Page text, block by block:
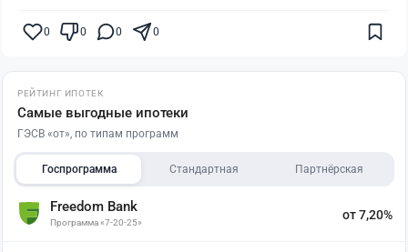
0 0 0 0
РЕЙТИНГ ИПОТЕК
Самые выгодные ипотеки
ГЭСВ «от», по типам программ
Госпрограмма Стандартная Партнёрская
Freedom Bank
Программа «7-20-25»
от 7,20%